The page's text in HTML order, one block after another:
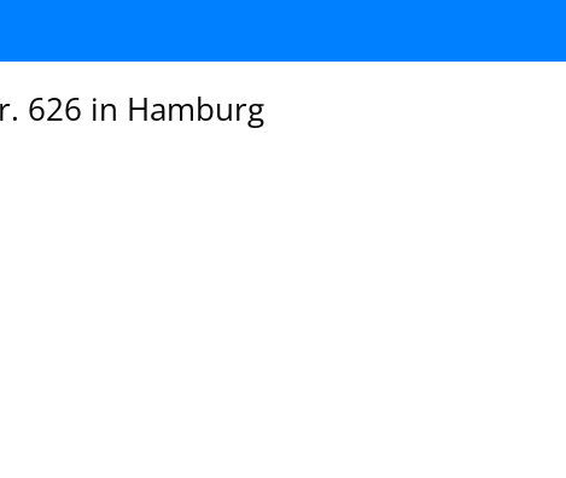
626 in Hamburg